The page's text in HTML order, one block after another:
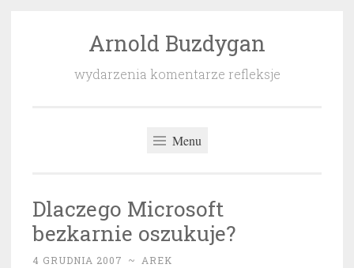
Arnold Buzdygan
wydarzenia komentarze refleksje
Menu
Dlaczego Microsoft
bezkarnie oszukuje?
4 GRUDNIA 2007 ~ AREK